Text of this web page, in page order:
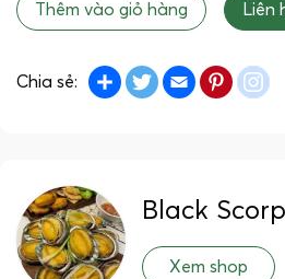
Thêm vào giỏ hàng Liên
Chia sẻ: Share TwitterEmail
Black
Xem shop